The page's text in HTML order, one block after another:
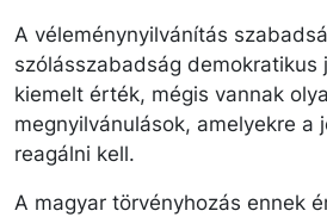
A véleménynyilvánítás
szólásszabadság demokratikus
kiemelt érték, mégis vannak
megnyilvánulások, amelyekre a
reagálni kell.
A magyar törvényhozás ennek